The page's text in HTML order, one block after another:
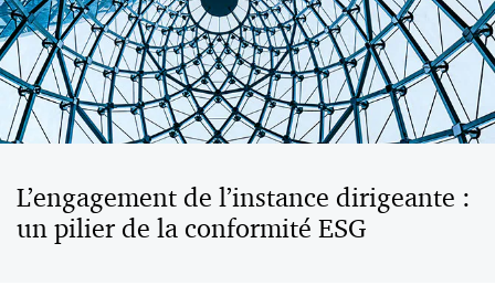
L’engagement de l’instance dirigeante :
un pilier de la conformité ESG